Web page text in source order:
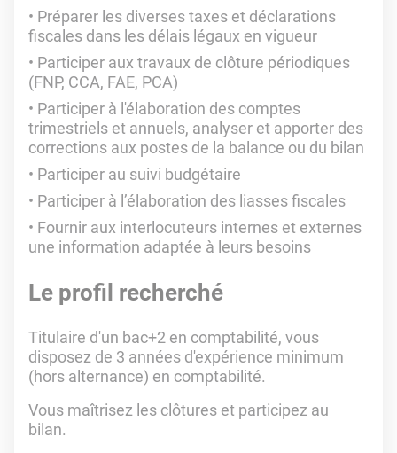
Préparer les diverses taxes et déclarations
fiscales dans les délais légaux en vigueur
Participer aux travaux de clôture périodiques
(FNP, CCA, FAE, PCA)
Participer à l'élaboration des comptes
trimestriels et annuels, analyser et apporter des
corrections aux postes de la balance ou du bilan
Participer au suivi budgétaire
Participer à l’élaboration des liasses fiscales
Fournir aux interlocuteurs internes et externes
une information adaptée à leurs besoins
Le profil recherché
Titulaire d'un bac+2 en comptabilité, vous
disposez de 3 années d'expérience minimum
(hors alternance) en comptabilité.
Vous maîtrisez les clôtures et participez au
bilan.